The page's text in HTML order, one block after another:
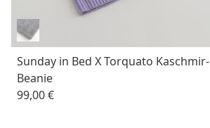
Sunday in Bed X Torquato Kaschmir-
Beanie
99,00 €